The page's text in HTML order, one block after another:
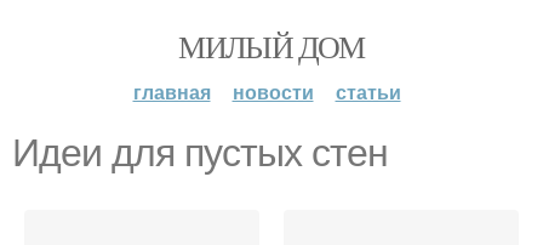
МИЛЫЙ ДОМ
главная новости статьи
Идеи для пустых стен